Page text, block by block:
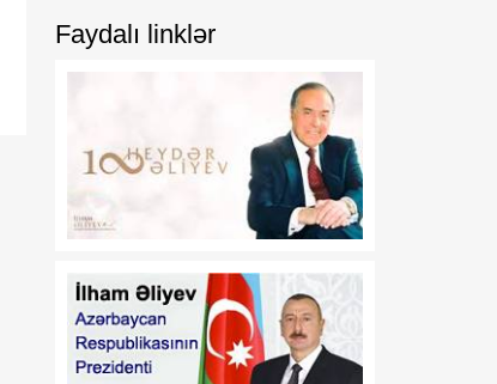
modelinə beynəlxalq
dəstəyi təsdiqlədi
dərəcələri üzrə sınaq
imtahanlarına cəlb
17:36
07 Avqust
elementinə çevrilən
Zəngəzur dəhlizi: Birillik
Vaşinqton diplomatiyasının
uğurları
07 Avqust
Faydalı linklər